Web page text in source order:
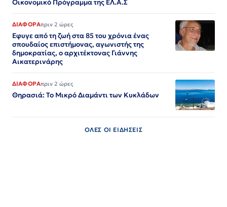
Οικονομικό Πρόγραμμα της ΕΛ.Α.Σ
ΔΙΑΦΟΡΑπριν 2 ώρες
Εφυγε από τη ζωή στα 85 του χρόνια ένας
σπουδαίος επιστήμονας, αγωνιστής της
δημοκρατίας, ο αρχιτέκτονας Γιάννης
Αικατερινάρης
ΔΙΑΦΟΡΑπριν 2 ώρες
Θηρασιά: Το Μικρό Διαμάντι των Κυκλάδων
ΟΛΕΣ ΟΙ ΕΙΔΗΣΕΙΣ